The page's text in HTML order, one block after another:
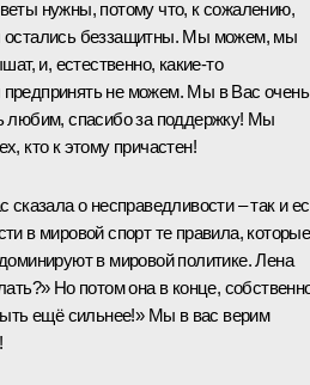
нужны, потому что, к сожалению,
остались беззащитны. Мы можем, мы
и, естественно, какие‑то
не можем. Мы в Вас очень
любим, спасибо за поддержку! Мы
кто к этому причастен!
сказала о несправедливости – так и
в мировой спорт те правила,
в мировой политике. Лена
Но потом она в конце,
ещё сильнее!» Мы в вас верим